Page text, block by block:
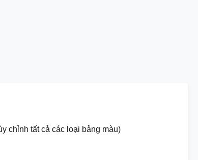
chỉnh tất cả các loại bảng màu)